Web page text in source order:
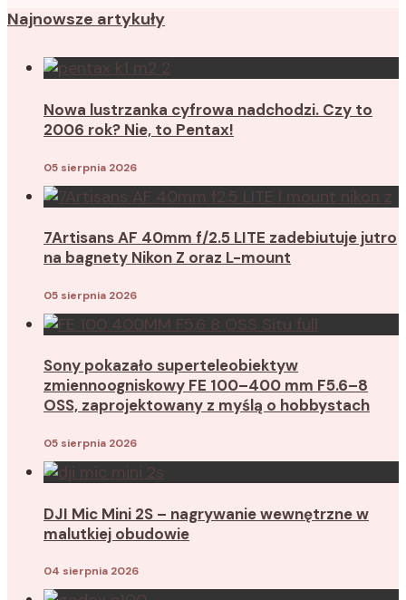
Najnowsze artykuły
Nowa lustrzanka cyfrowa nadchodzi. Czy to
2006 rok? Nie, to Pentax!
05 sierpnia 2026
7Artisans AF 40mm f/2.5 LITE zadebiutuje jutro
na bagnety Nikon Z oraz L-mount
05 sierpnia 2026
Sony pokazało superteleobiektyw
zmiennoogniskowy ​​FE 100–400 mm F5.6–8
OSS, zaprojektowany z myślą o hobbystach
05 sierpnia 2026
DJI Mic Mini 2S – nagrywanie wewnętrzne w
malutkiej obudowie
04 sierpnia 2026